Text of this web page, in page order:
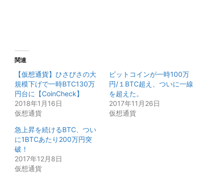
関連
【仮想通貨】ひさびさの大
規模下げで一時BTC130万
円台に【CoinCheck】
2018年1月16日
仮想通貨
ビットコインが一時100万
円/１BTC超え、ついに一線
を超えた。
2017年11月26日
仮想通貨
急上昇を続けるBTC、つい
に1BTCあたり200万円突
破！
2017年12月8日
仮想通貨